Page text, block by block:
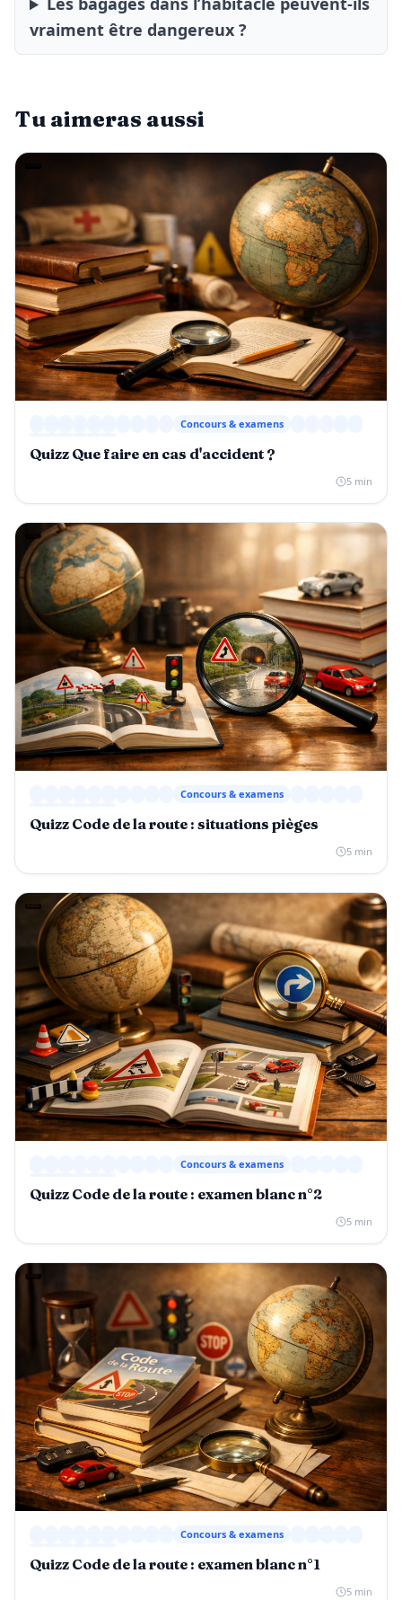
vraiment être dangereux ?
Tu aimeras aussi
Concours & examens
Quizz Que faire en cas d'accident ?
5 min
Concours & examens
Quizz Code de la route : situations pièges
5 min
Concours & examens
Quizz Code de la route : examen blanc n°2
5 min
Concours & examens
Quizz Code de la route : examen blanc n°1
5 min